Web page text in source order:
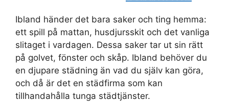
Ibland händer det bara saker och ting hemma:
ett spill på mattan, husdjursskit och det vanliga
slitaget i vardagen. Dessa saker tar ut sin rätt
på golvet, fönster och skåp. Ibland behöver du
en djupare städning än vad du själv kan göra,
och då är det en städfirma som kan
tillhandahålla tunga städtjänster.